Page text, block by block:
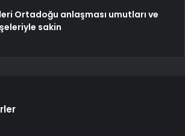
Ortadoğu anlaşması umutları ve
sakin